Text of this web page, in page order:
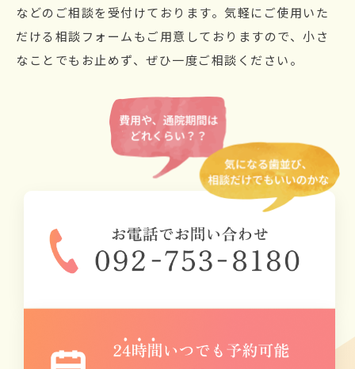
などのご相談を受付けております。気軽にご使用いた
だける相談フォームもご用意しておりますので、小さ
なことでもお止めず、ぜひ一度ご相談ください。